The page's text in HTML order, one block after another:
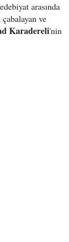
arasında
ve
Karadereli'nin